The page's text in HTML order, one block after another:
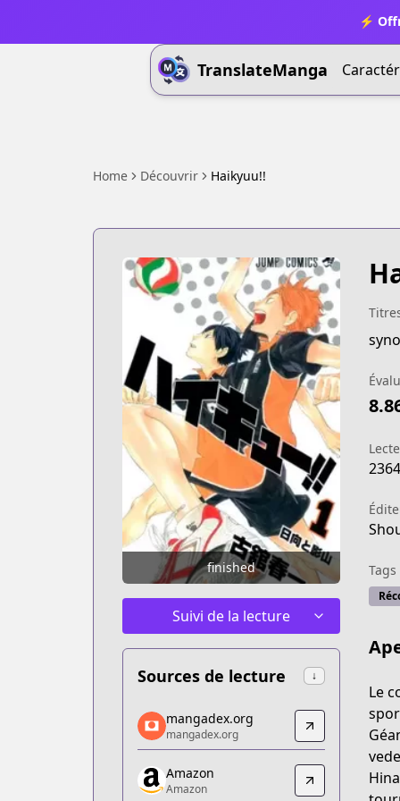
⚡
TranslateManga
Home Découvrir Haikyuu!!
finished
Suivi de la lecture
Sources de lecture ↓
mangadex.org
mangadex.org
https://mangadex.org/title/8f8b7cb0-
Amazon
mangadex.org
mangadex.org
Amazon
Amazon
Tags
Le